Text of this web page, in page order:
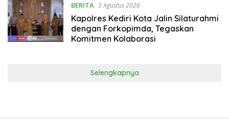
BERITA 3 Agustus 2026
Kapolres Kediri Kota Jalin Silaturahmi
dengan Forkopimda, Tegaskan
Komitmen Kolaborasi
Selengkapnya